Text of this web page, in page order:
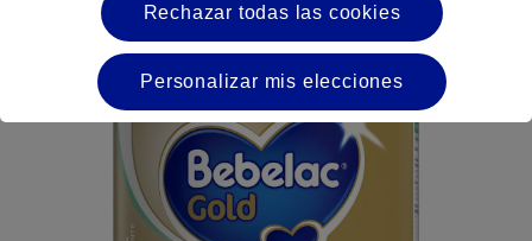
Rechazar todas las cookies
Personalizar mis elecciones